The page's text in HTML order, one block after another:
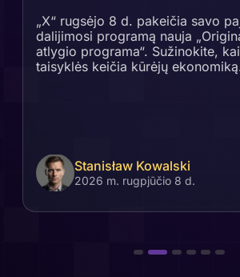
„X“ rugsėjo 8 d. pakeičia savo
dalijimosi programą nauja
atlygio programa“. Sužinokite,
taisyklės keičia kūrėjų
Stanisław Kowalski
2026 m. rugpjūčio 8 d.